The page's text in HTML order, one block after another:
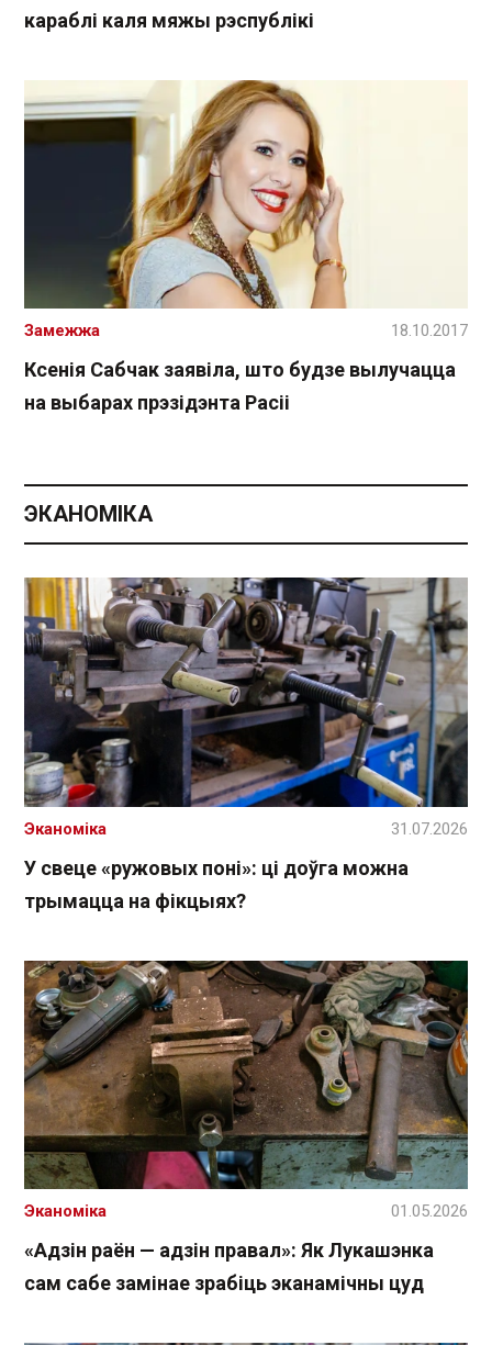
караблі каля мяжы рэспублікі
Ксенія Сабчак заявіла, што будзе вылучацца
на выбарах прэзідэнта Расіі
Замежжа 18.10.2017
ЭКАНОМІКА
У свеце «ружовых поні»: ці доўга можна
трымацца на фікцыях?
Эканоміка 31.07.2026
«Адзін раён — адзін правал»: Як Лукашэнка
сам сабе замінае зрабіць эканамічны цуд
Эканоміка 01.05.2026